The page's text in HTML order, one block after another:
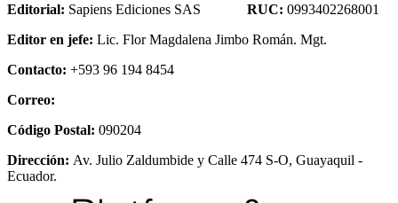
Editorial: Sapiens Ediciones SAS RUC: 0993402268001
Editor en jefe: Lic. Flor Magdalena Jimbo Román. Mgt.
Contacto: +593 96 194 8454
Correo:
Código Postal: 090204
Dirección: Av. Julio Zaldumbide y Calle 474 S-O, Guayaquil -
Ecuador.